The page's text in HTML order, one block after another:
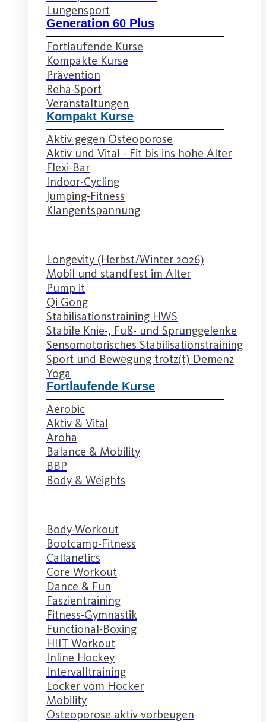
Lungensport
Generation 60 Plus
Fortlaufende Kurse
Kompakte Kurse
Prävention
Reha-Sport
Veranstaltungen
Kompakt Kurse
Aktiv gegen Osteoporose
Aktiv und Vital - Fit bis ins hohe Alter
Flexi-Bar
Indoor-Cycling
Jumping-Fitness
Klangentspannung
Longevity (Herbst/Winter 2026)
Mobil und standfest im Alter
Pump it
Qi Gong
Stabilisationstraining HWS
Stabile Knie-, Fuß- und Sprunggelenke
Sensomotorisches Stabilisationstraining
Sport und Bewegung trotz(t) Demenz
Yoga
Fortlaufende Kurse
Aerobic
Aktiv & Vital
Aroha
Balance & Mobility
BBP
Body & Weights
Body-Workout
Bootcamp-Fitness
Callanetics
Core Workout
Dance & Fun
Faszientraining
Fitness-Gymnastik
Functional-Boxing
HIIT Workout
Inline Hockey
Intervalltraining
Locker vom Hocker
Mobility
Osteoporose aktiv vorbeugen